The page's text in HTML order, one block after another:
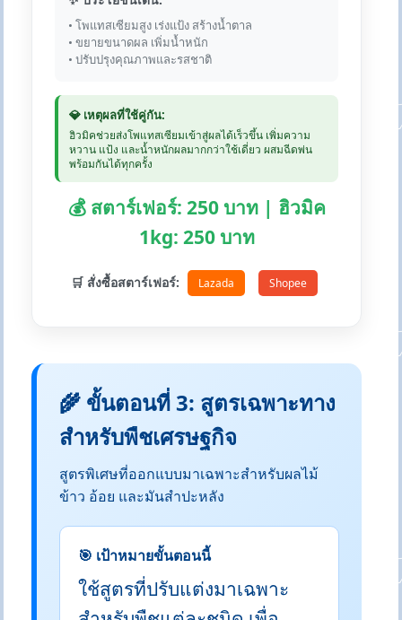
• โพแทสเซียมสูง เร่งแป้ง สร้างน้ำตาล
• ขยายขนาดผล เพิ่มน้ำหนัก
• ปรับปรุงคุณภาพและรสชาติ
💎 เหตุผลที่ใช้คู่กัน:
ฮิวมิคช่วยส่งโพแทสเซียมเข้าสู่ผลได้เร็วขึ้น เพิ่มความ
หวาน แป้ง และน้ำหนักผลมากกว่าใช้เดี่ยว ผสมฉีดพ่น
พร้อมกันได้ทุกครั้ง
💰 สตาร์เฟอร์: 250 บาท | ฮิวมิค
1kg: 250 บาท
🛒 สั่งซื้อสตาร์เฟอร์: Lazada Shopee
🌾 ขั้นตอนที่ 3: สูตรเฉพาะทาง
สำหรับพืชเศรษฐกิจ
สูตรพิเศษที่ออกแบบมาเฉพาะสำหรับผลไม้
ข้าว อ้อย และมันสำปะหลัง
🎯 เป้าหมายขั้นตอนนี้
ใช้สูตรที่ปรับแต่งมาเฉพาะ